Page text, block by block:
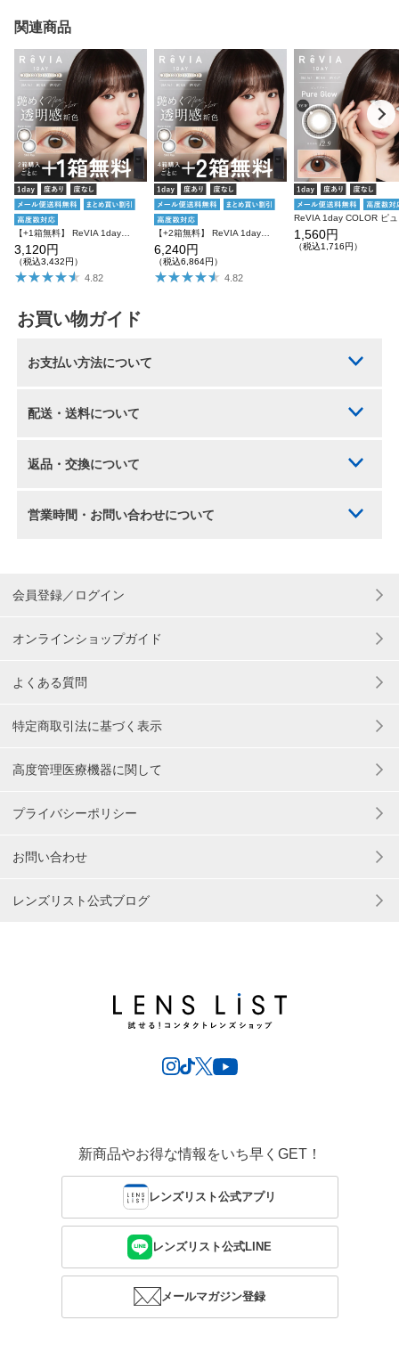
関連商品
【+1箱無料】 ReVIA 1day COLOR 3箱SET レヴィア ワンデー
3,120円
（税込3,432円）
4.82
【+2箱無料】 ReVIA 1day COLOR レヴィア カラコン カラー 6箱セット
6,240円
（税込6,864円）
4.82
1,560円
（税込1,716円）
お買い物ガイド
お支払い方法について
配送・送料について
返品・交換について
営業時間・お問い合わせについて
会員登録／ログイン
オンラインショップガイド
よくある質問
特定商取引法に基づく表示
高度管理医療機器に関して
プライバシーポリシー
お問い合わせ
レンズリスト公式ブログ
新商品やお得な情報をいち早くGET！
レンズリスト公式アプリ
レンズリスト公式LINE
メールマガジン登録